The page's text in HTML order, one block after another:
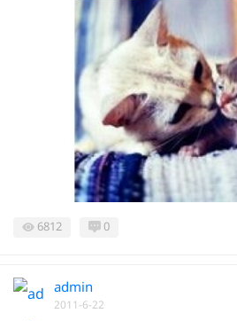
6812 0
admin
2011-6-22